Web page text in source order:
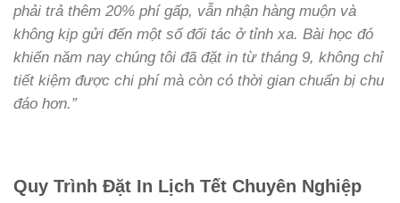
phải trả thêm 20% phí gấp, vẫn nhận hàng muộn và
không kịp gửi đến một số đối tác ở tỉnh xa. Bài học đó
khiến năm nay chúng tôi đã đặt in từ tháng 9, không chỉ
tiết kiệm được chi phí mà còn có thời gian chuẩn bị chu
đáo hơn.”
Quy Trình Đặt In Lịch Tết Chuyên Nghiệp